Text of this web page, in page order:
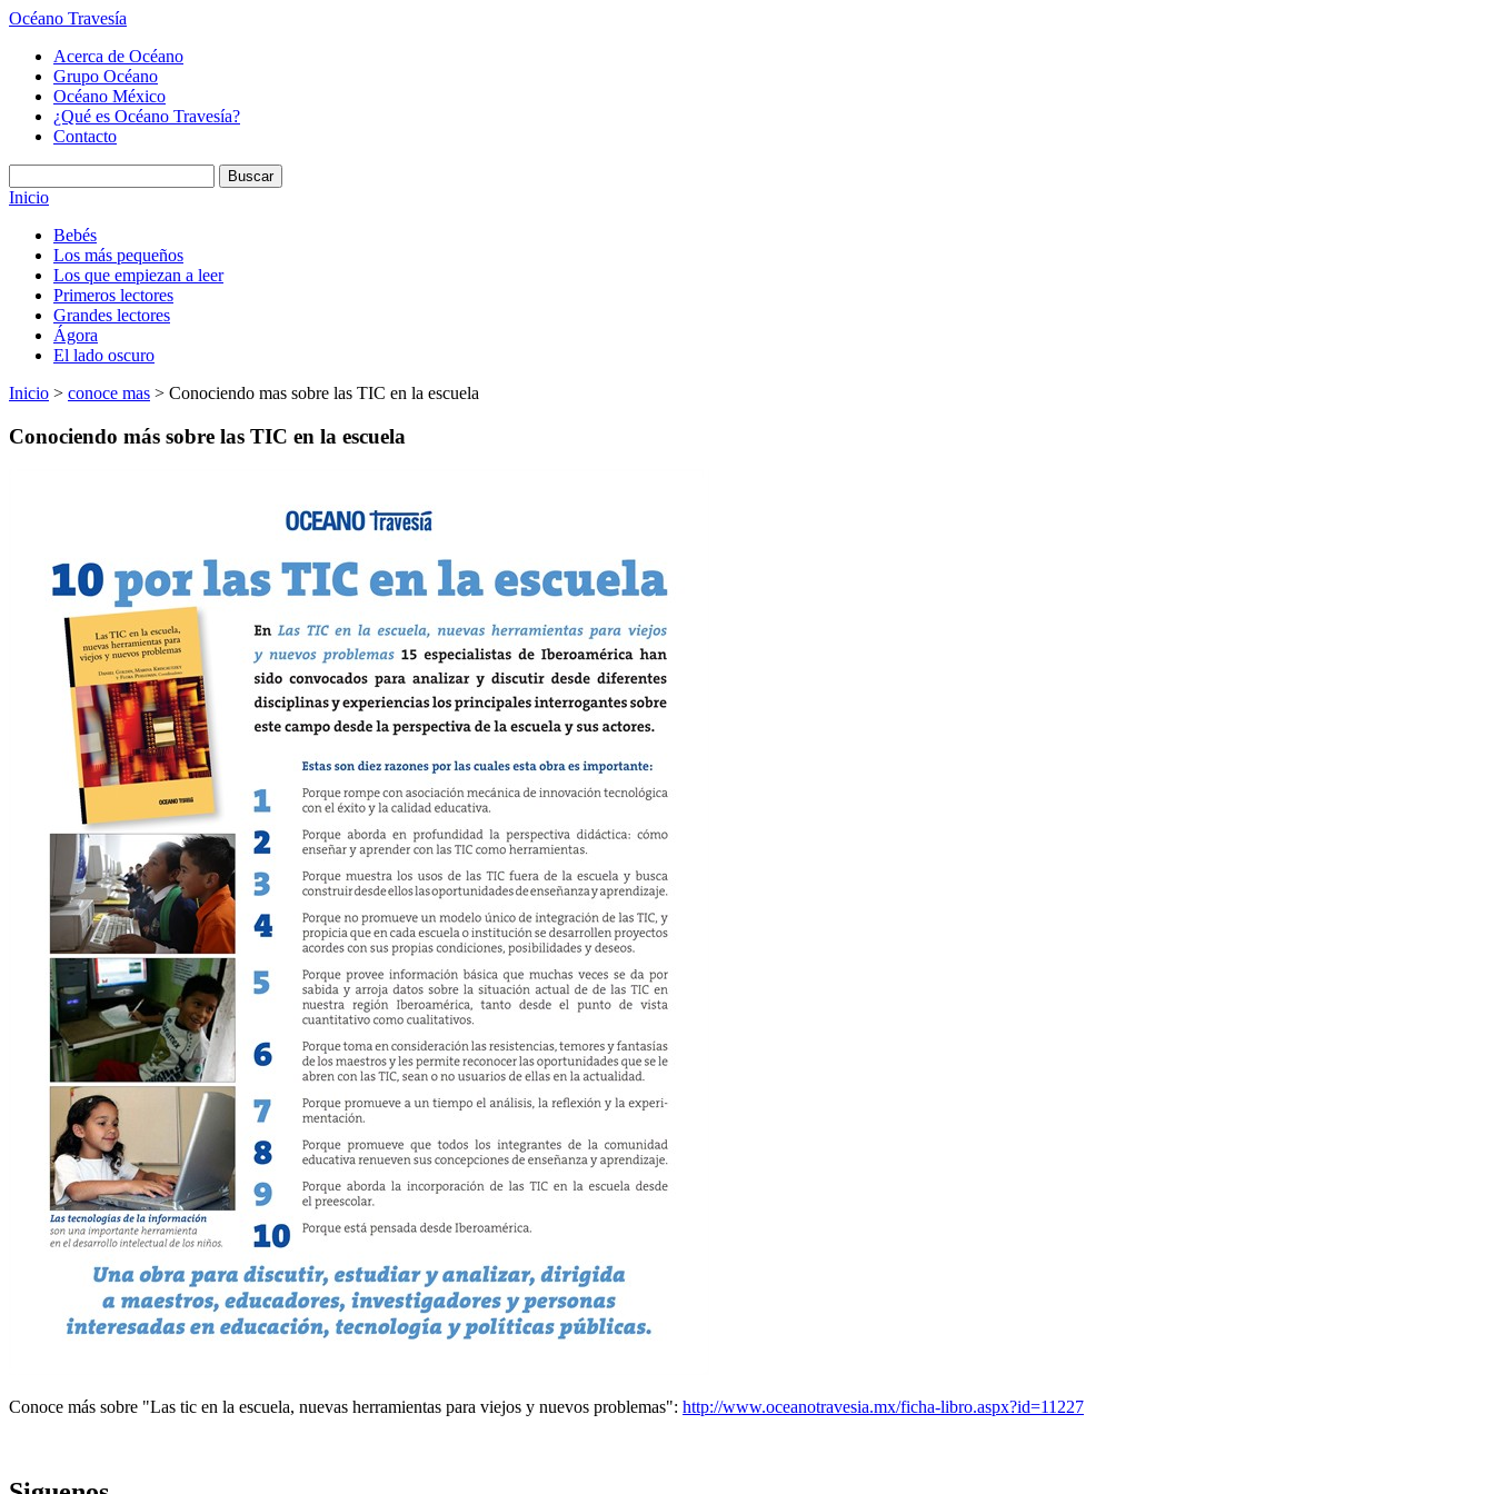
Océano Travesía
Acerca de Océano
Grupo Océano
Océano México
¿Qué es Océano Travesía?
Contacto
Inicio
Bebés
Los más pequeños
Los que empiezan a leer
Primeros lectores
Grandes lectores
Ágora
El lado oscuro
Inicio > conoce mas > Conociendo mas sobre las TIC en la escuela
Conociendo más sobre las TIC en la escuela
Conoce más sobre "Las tic en la escuela, nuevas herramientas para viejos y nuevos problemas": http://www.oceanotravesia.mx/ficha-libro.aspx?id=11227